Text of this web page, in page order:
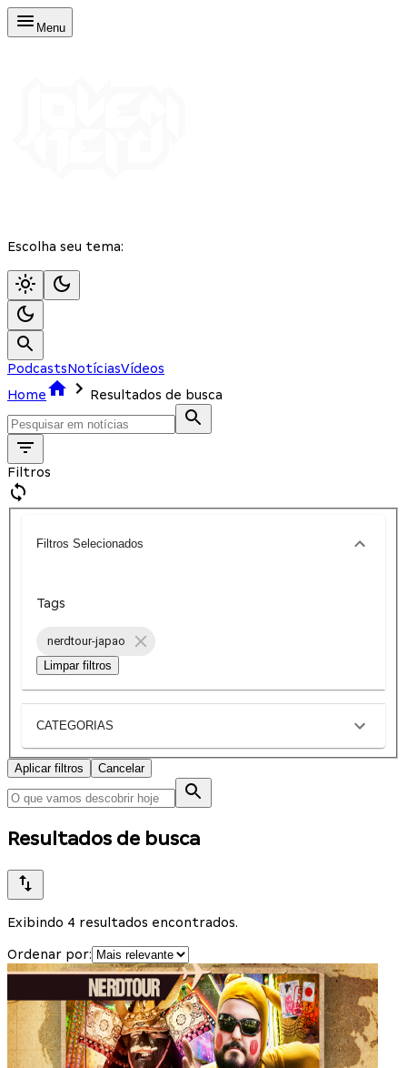
Menu
Escolha seu tema:
PodcastsNotíciasVídeos
Home
Resultados de busca
Filtros
Filtros Selecionados
Tags
nerdtour-japao
Limpar filtros
CATEGORIAS
Aplicar filtros Cancelar
Resultados de busca
Exibindo 4 resultados encontrados.
Ordenar por: